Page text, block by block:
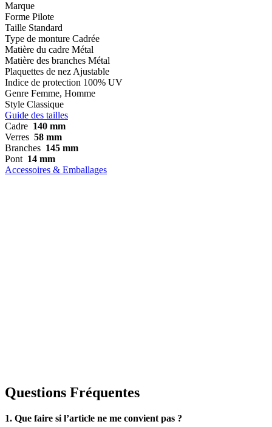
Marque
Forme Pilote
Taille Standard
Type de monture Cadrée
Matière du cadre Métal
Matière des branches Métal
Plaquettes de nez Ajustable
Indice de protection 100% UV
Genre Femme, Homme
Style Classique
Guide des tailles
Cadre 140 mm
Verres 58 mm
Branches 145 mm
Pont 14 mm
Accessoires & Emballages
Questions Fréquentes
1. Que faire si l’article ne me convient pas ?